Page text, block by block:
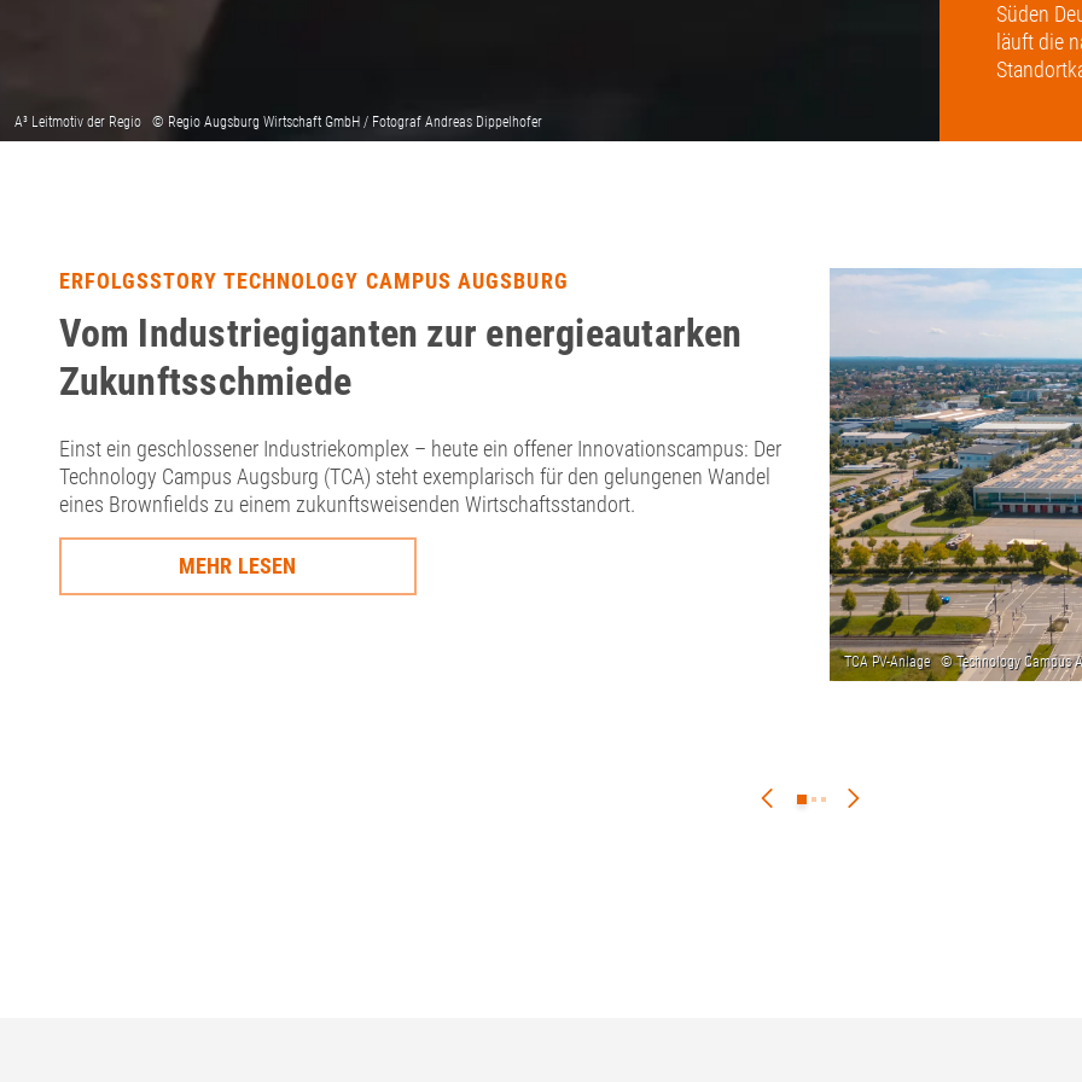
Süden
läuft die
ERFOLGSSTORY TECHNOLOGY CAMPUS AUGSBURG
Vom Industriegiganten zur energieautarken
Zukunftsschmiede
Einst ein geschlossener Industriekomplex – heute ein offener Innovationscampus: Der
Technology Campus Augsburg (TCA) steht exemplarisch für den gelungenen Wandel
eines Brownfields zu einem zukunftsweisenden Wirtschaftsstandort.
MEHR LESEN